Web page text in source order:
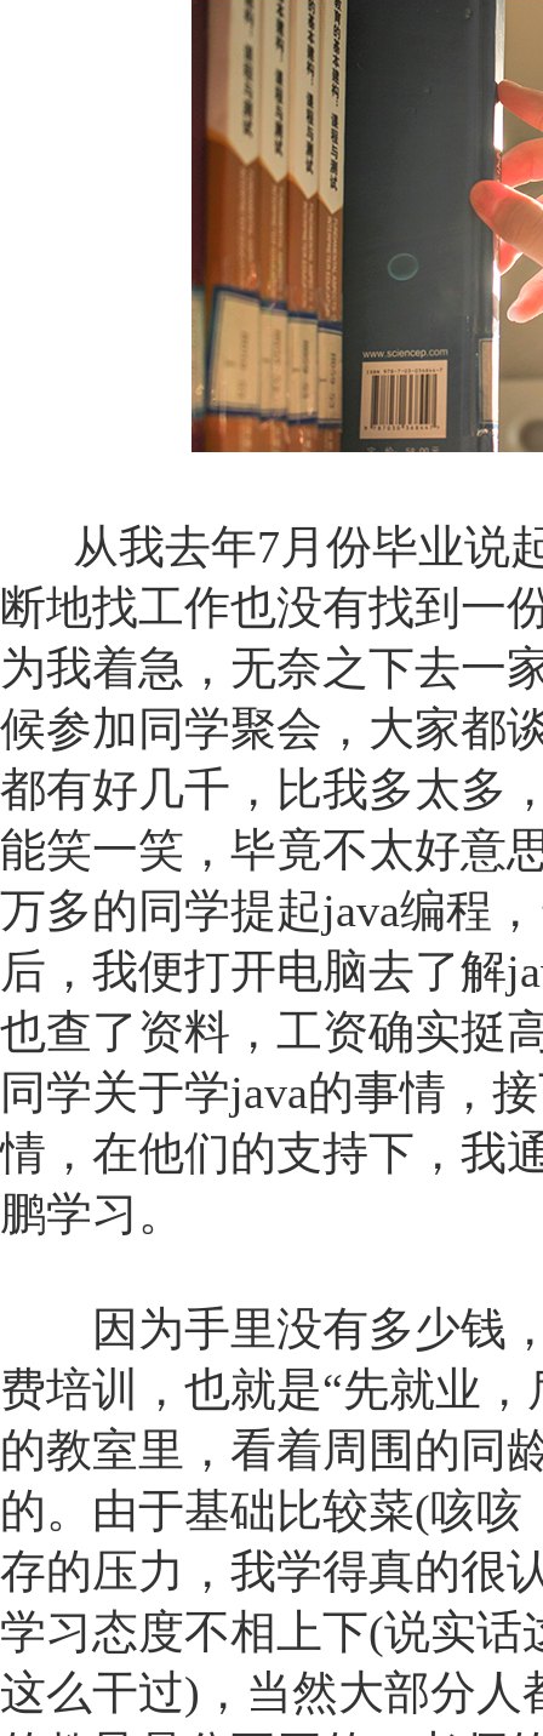
从我去年7月份毕业说
断地找工作也没有找到一
为我着急，无奈之下去一
候参加同学聚会，大家都
都有好几千，比我多太多
能笑一笑，毕竟不太好意
万多的同学提起java编程
后，我便打开电脑去了解
也查了资料，工资确实挺
同学关于学java的事情，
情，在他们的支持下，我
鹏学习。
因为手里没有多少钱，
费培训，也就是“先就业
的教室里，看着周围的同
的。由于基础比较菜(咳
存的压力，我学得真的很
学习态度不相上下(说实
这么干过)，当然大部分